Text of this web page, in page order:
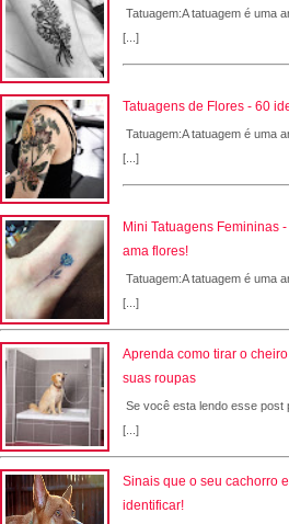
Tatuagem:A tatuagem é uma
[...]
Tatuagens de Flores - 60
Tatuagem:A tatuagem é uma
[...]
Mini Tatuagens Femininas
ama flores!
Tatuagem:A tatuagem é uma
[...]
Aprenda como tirar o
suas roupas
Se você esta lendo esse post
[...]
Sinais que o seu cachorro
identificar!